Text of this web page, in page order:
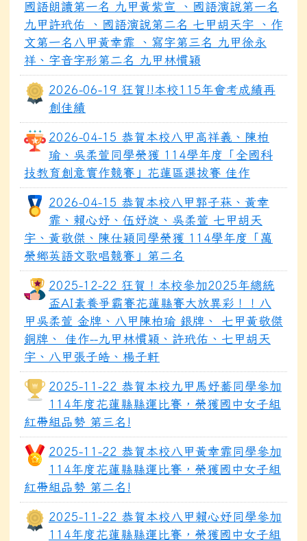
國語朗讀第一名 九甲黃紫宣 、國語演說第一名
九甲許玳佑 、國語演說第二名 七甲胡天宇 、作
文第一名八甲黃幸霏 、寫字第三名 九甲徐永
祥、字音字形第二名 九甲林慣穎
2026-06-19 狂賀!!本校115年會考成績再
創佳績
2026-04-15 恭賀本校八甲高祥義、陳柏
瑜、吳柔萱同學榮獲 114學年度「全國科
技教育創意實作競賽」花蓮區選拔賽 佳作
2026-04-15 恭賀本校八甲郭子菻、黃幸
霏、賴心妤、伍妤旋、吳柔萱 七甲胡天
宇、黃敬傑、陳仕穎同學榮獲 114學年度「萬
榮鄉英語文歌唱競賽」第二名
2025-12-22 狂賀！本校參加2025年總統
盃AI素養爭霸賽花蓮縣賽大放異彩！！八
甲吳柔萱 金牌、八甲陳柏瑜 銀牌、 七甲黃敬傑
銅牌、 佳作--九甲林慣穎、許玳佑、七甲胡天
宇、八甲張子皓、楊子軒
2025-11-22 恭賀本校九甲馬妤蕎同學參加
114年度花蓮縣縣運比賽，榮獲國中女子組
紅帶組品勢 第三名!
2025-11-22 恭賀本校八甲黃幸霏同學參加
114年度花蓮縣縣運比賽，榮獲國中女子組
紅帶組品勢 第二名!
2025-11-22 恭賀本校八甲賴心妤同學參加
114年度花蓮縣縣運比賽，榮獲國中女子組